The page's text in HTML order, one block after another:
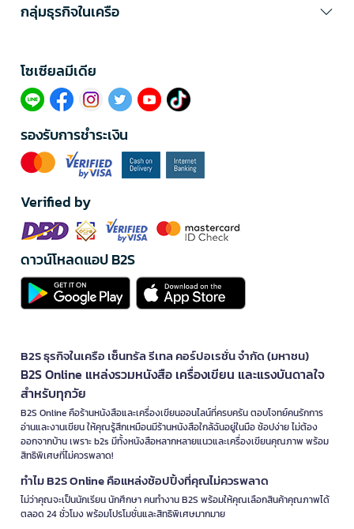
กลุ่มธุรกิจในเครือ
โซเซียลมีเดีย​
รองรับการชำระเงิน
Verified by
ดาวน์โหลดแอป B2S
B2S ธุรกิจในเครือ เซ็นทรัล รีเทล คอร์ปอเรชั่น จำกัด (มหาชน)
B2S Online แหล่งรวมหนังสือ เครื่องเขียน และแรงบันดาลใจ
สำหรับทุกวัย
B2S Online คือร้านหนังสือและเครื่องเขียนออนไลน์ที่ครบครัน ตอบโจทย์คนรักการ
อ่านและงานเขียน ให้คุณรู้สึกเหมือนมีร้านหนังสือใกล้ฉันอยู่ในมือ ช้อปง่าย ไม่ต้อง
ออกจากบ้าน เพราะ b2s มีทั้งหนังสือหลากหลายแนวและเครื่องเขียนคุณภาพ พร้อม
สิทธิพิเศษที่ไม่ควรพลาด!
ทำไม B2S Online คือแหล่งช้อปปิ้งที่คุณไม่ควรพลาด
ไม่ว่าคุณจะเป็นนักเรียน นักศึกษา คนทำงาน B2S พร้อมให้คุณเลือกสินค้าคุณภาพได้
ตลอด 24 ชั่วโมง พร้อมโปรโมชั่นและสิทธิพิเศษมากมาย